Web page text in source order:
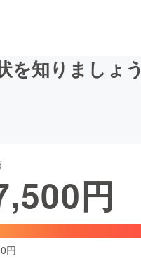
ファッション
を知りましょう
円
円